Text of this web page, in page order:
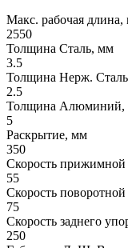
Макс. рабочая
2550
Толщина Сталь, мм
3.5
Толщина Нерж.
2.5
Толщина Алюминий,
5
Раскрытие, мм
350
Скорость
55
Скорость
75
Скорость заднего
250